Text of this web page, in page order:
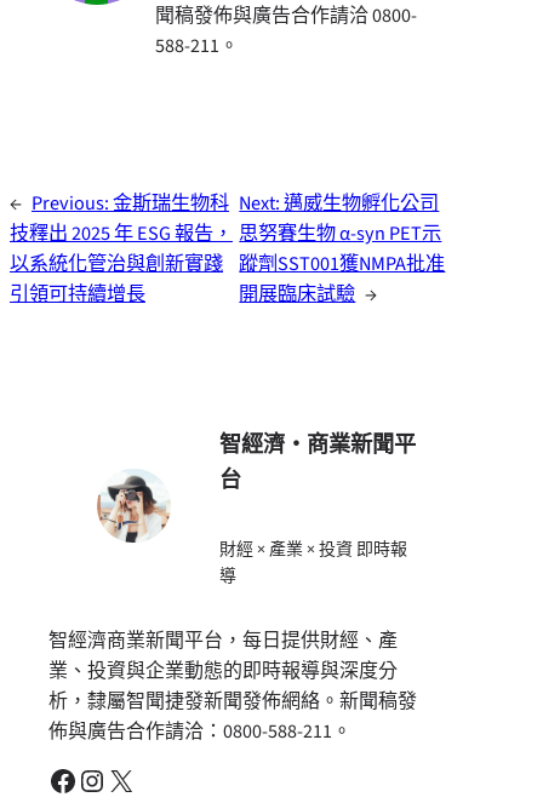
聞稿發佈與廣告合作請洽 0800-
588-211。
← Previous:金斯瑞生物科
技釋出 2025 年 ESG 報告，
以系統化管治與創新實踐
引領可持續增長
Next:邁威生物孵化公司
思努賽生物 α-syn PET示
蹤劑SST001獲NMPA批准
開展臨床試驗 →
智經濟・商業新聞平
台
財經 × 產業 × 投資 即時報
導
智經濟商業新聞平台，每日提供財經、產
業、投資與企業動態的即時報導與深度分
析，隸屬智聞捷發新聞發佈網絡。新聞稿發
佈與廣告合作請洽：0800-588-211。
Facebook Instagram X